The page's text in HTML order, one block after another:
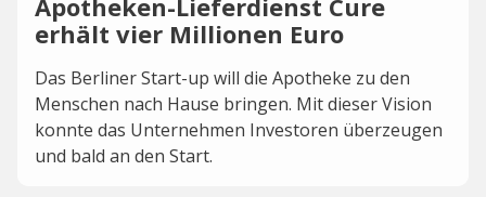
Apotheken-Lieferdienst Cure
erhält vier Millionen Euro
Das Berliner Start-up will die Apotheke zu den
Menschen nach Hause bringen. Mit dieser Vision
konnte das Unternehmen Investoren überzeugen
und bald an den Start.